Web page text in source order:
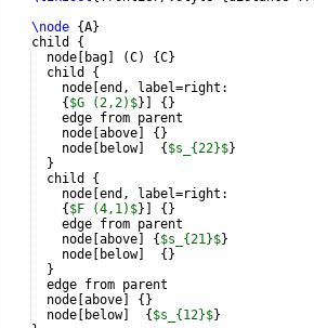
\node {A}
    child
{
  node
bag (C) {C}
  child
{
    node
end, label=right:
{ $G (2,2)$}] { }
    edge from parent
    node
above { }
    node
below] { $s_{22}$}
}
  child
{
    node
end, label=right:
{ $F (4,1)$}] { }
    edge from parent
    node
above { $s_{21}$}
    node
below] { }
}
  edge from parent
  node
above { }
  node
below] { $s_{12}$}